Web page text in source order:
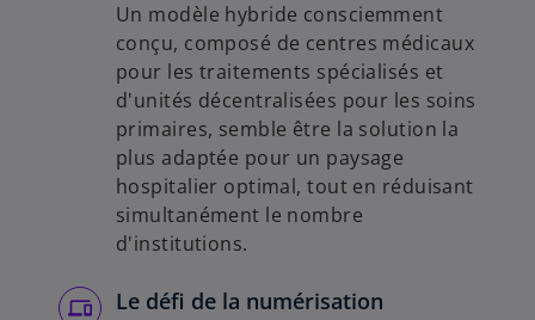
Un modèle hybride consciemment
conçu, composé de centres médicaux
pour les traitements spécialisés et
d'unités décentralisées pour les soins
primaires, semble être la solution la
plus adaptée pour un paysage
hospitalier optimal, tout en réduisant
simultanément le nombre
d'institutions.
Le défi de la numérisation